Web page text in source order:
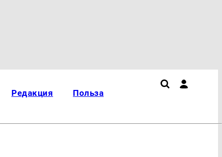
Редакция Польза